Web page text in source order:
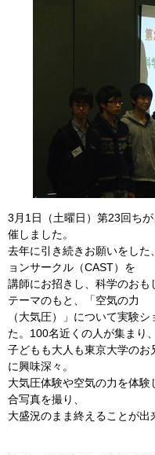
3月1日（土曜日）第23回ち
催しました。
去年に引き続きお願いをし
ョンサークル（CAST）を
講師にお招きし、科学のおも
テーマのもと、「空気の力
（大気圧）」について実験
た。100名近くの人が集まり、
子どもも大人も東京大学の
に興味深々。
大気圧体験や空気の力を体
合写真を撮り、
大盛況のまま終えることが出